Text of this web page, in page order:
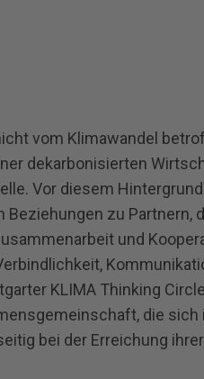
vom Klimawandel
dekarbonisierten
Vor diesem
zu Partnern,
und
KLIMA Thinking
die sich
bei der Erreichung ihrer